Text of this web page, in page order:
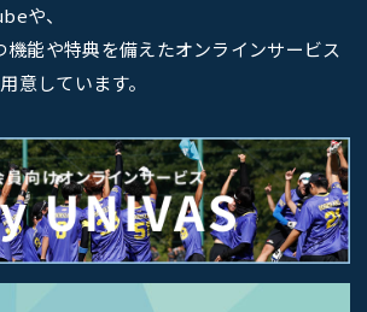
や、
機能や特典を備えたオンラインサービス
意しています。